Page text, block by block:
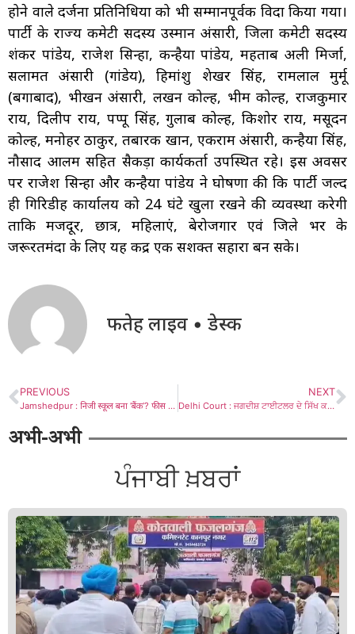
होने वाले दर्जनों प्रतिनिधियों को भी सम्मानपूर्वक विदा किया गया।
पार्टी के राज्य कमेटी सदस्य उस्मान अंसारी, जिला कमेटी सदस्य
शंकर पांडेय, राजेश सिन्हा, कन्हैया पांडेय, महताब अली मिर्जा,
सलामत अंसारी (गांडेय), हिमांशु शेखर सिंह, रामलाल मुर्मू
(बेंगाबाद), भीखन अंसारी, लखन कोल्ह, भीम कोल्ह, राजकुमार
राय, दिलीप राय, पप्पू सिंह, गुलाब कोल्ह, किशोर राय, मसूदन
कोल्ह, मनोहर ठाकुर, तबारक खान, एकराम अंसारी, कन्हैया सिंह,
नौसाद आलम सहित सैकड़ों कार्यकर्ता उपस्थित रहे। इस अवसर
पर राजेश सिन्हा और कन्हैया पांडेय ने घोषणा की कि पार्टी जल्द
ही गिरिडीह कार्यालय को 24 घंटे खुला रखने की व्यवस्था करेगी
ताकि मजदूर, छात्र, महिलाएं, बेरोजगार एवं जिले भर के
जरूरतमंदों के लिए यह केंद्र एक सशक्त सहारा बन सके।
फतेह लाइव • डेस्क
PREVIOUS
Jamshedpur : निजी स्कूल बना ‘बैंक’? फीस में चक्रवृद्धि ब्याज वसूली पर भाजपा नेता अंकित आनंद ने शिक्षा मंत्री से किये तीखे सवाल, उपायुक्त से कार्रवाई की माँग
NEXT
Delhi Court : ਜਗਦੀਸ਼ ਟਾਈਟਲਰ ਦੇ ਸਿੱਖ ਕਤਲੇਆਮ ਵਿਚ ਕਥਿਤ ਇਕਬਾਲੀਆ ਬਿਆਨ ਦੀ ਸੀਡੀ ਅਦਾਲਤ ਅੰਦਰ ਚਲਾਈ ਗਈ
अभी-अभी
ਪੰਜਾਬੀ ਖ਼ਬਰਾਂ